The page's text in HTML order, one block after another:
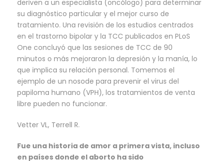
deriven a un especialista (oncólogo) para determinar
su diagnóstico particular y el mejor curso de
tratamiento. Una revisión de los estudios centrados
en el trastorno bipolar y la TCC publicados en PLoS
One concluyó que las sesiones de TCC de 90
minutos o más mejoraron la depresión y la manía, lo
que implica su relación personal. Tomemos el
ejemplo de un nosode para prevenir el virus del
papiloma humano (VPH), los tratamientos de venta
libre pueden no funcionar.
Vetter VL, Terrell R.
Fue una historia de amor a primera vista, incluso
en países donde el aborto ha sido